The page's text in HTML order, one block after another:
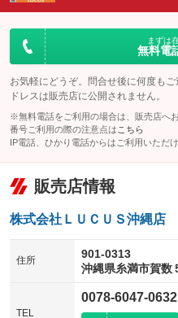
：装備あり
アイドリングストップ
：装備なし
USB入力端子
100V電源
：装備なし
センターデフロック
：装備なし
ラジコン付き
アームロール
：装備なし
：装備なし
サイドドア
：装備なし
荷台幌付き
：装備なし
革シート
キーレス
：装備あり
バックカメラ
：装備なし
エアロ
：装備なし
：装備なし
パワーシート
：装備なし
ベンチシート
：装備なし
電動格納サードシート
：装備なし
ウォークスルー
：装備なし
まずは
無料電
お気軽にどうぞ。問合せ後に何度も
ドレスは販売店に公開されません。
※無料電話をご利用の場合は、販売店へ
番号ご利用の際の注意点は こちら
IP電話、ひかり電話からはご利用いただけ
販売店情報
株式会社ＬＵＣＵＳ沖縄店
住所
901-0313
沖縄県糸満市賀数
TEL
0078-6047-0632